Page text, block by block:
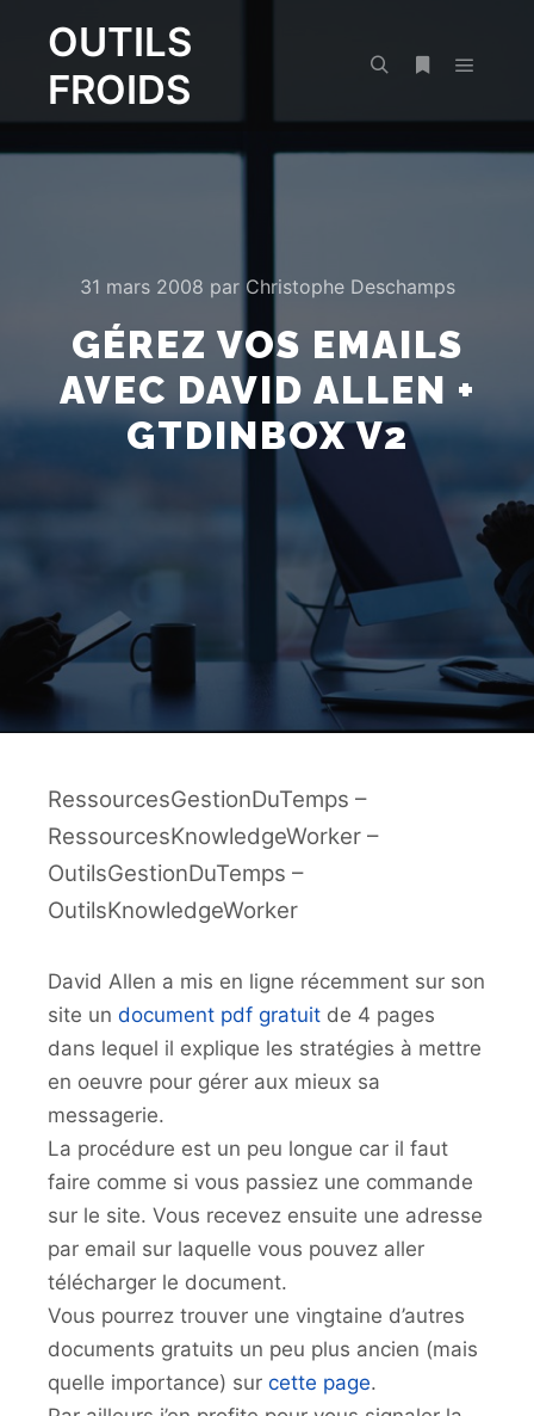
OUTILS
FROIDS
31 mars 2008 par Christophe Deschamps
GÉREZ VOS EMAILS
AVEC DAVID ALLEN +
GTDINBOX V2
RessourcesGestionDuTemps –
RessourcesKnowledgeWorker –
OutilsGestionDuTemps –
OutilsKnowledgeWorker
David Allen a mis en ligne récemment sur son
site un document pdf gratuit de 4 pages
dans lequel il explique les stratégies à mettre
en oeuvre pour gérer aux mieux sa
messagerie.
La procédure est un peu longue car il faut
faire comme si vous passiez une commande
sur le site. Vous recevez ensuite une adresse
par email sur laquelle vous pouvez aller
télécharger le document.
Vous pourrez trouver une vingtaine d’autres
documents gratuits un peu plus ancien (mais
quelle importance) sur cette page.